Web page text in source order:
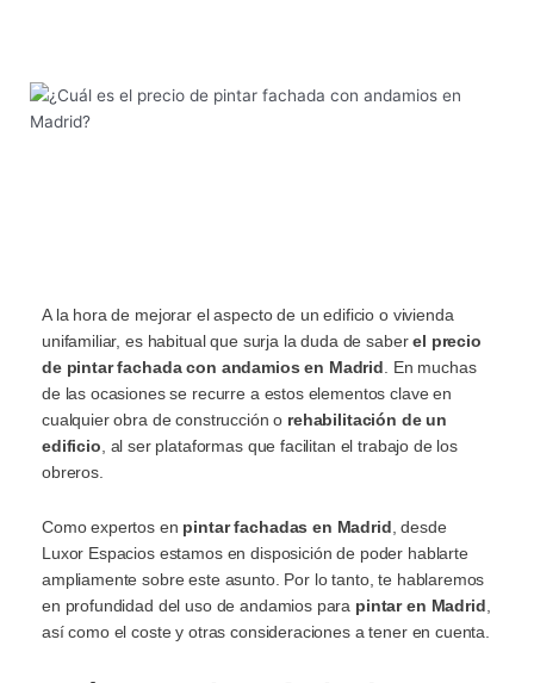
A la hora de mejorar el aspecto de un edificio o vivienda
unifamiliar, es habitual que surja la duda de saberel precio
de pintar fachada con andamios en Madrid . En muchas
de las ocasiones se recurre a estos elementos clave en
cualquier obra de construcción o rehabilitación de un
edificio , al ser plataformas que facilitan el trabajo de los
obreros.
Como expertos en pintar fachadas en Madrid, desde
Luxor Espacios estamos en disposición de poder hablarte
ampliamente sobre este asunto. Por lo tanto, te hablaremos
en profundidad del uso de andamios para pintar en Madrid,
así como el coste y otras consideraciones a tener en cuenta.